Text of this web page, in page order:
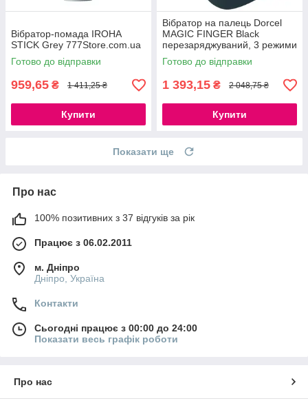
Вібратор-помада IROHA
STICK Grey 777Store.com.ua
Готово до відправки
959,65 ₴ 1 411,25 ₴
Купити
Вібратор на палець Dorcel
MAGIC FINGER Black
перезаряджуваний, 3 режими
роботи, із м'якого ніжного
силікону
Готово до відправки
1 393,15 ₴ 2 048,75 ₴
Купити
Показати ще
Про нас
100% позитивних з 37 відгуків за рік
Працює з 06.02.2011
м. Дніпро
Дніпро, Україна
Контакти
Сьогодні працює з 00:00 до 24:00
Показати весь графік роботи
Про нас